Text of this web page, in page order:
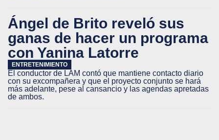
Ángel de Brito reveló sus
ganas de hacer un programa
con Yanina Latorre
ENTRETENIMIENTO
El conductor de LAM contó que mantiene contacto diario
con su excompañera y que el proyecto conjunto se hará
más adelante, pese al cansancio y las agendas apretadas
de ambos.